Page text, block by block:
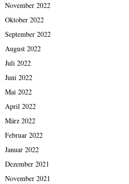
November 2022
Oktober 2022
September 2022
August 2022
Juli 2022
Juni 2022
Mai 2022
April 2022
März 2022
Februar 2022
Januar 2022
Dezember 2021
November 2021